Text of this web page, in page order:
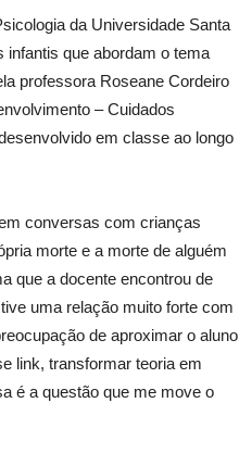
da Universidade Santa
que abordam o tema
professora Roseane Cordeiro
– Cuidados
em classe ao longo
conversas com crianças
morte e a morte de alguém
que a docente encontrou de
uma relação muito forte com
de aproximar o aluno
link, transformar teoria em
é a questão que me move o